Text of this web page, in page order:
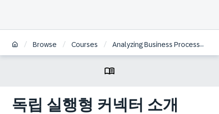
/ Browse / Courses / Analyzing Business Processes with SAP Signavio Solutions | KO
독립 실행형 커넥터 소개